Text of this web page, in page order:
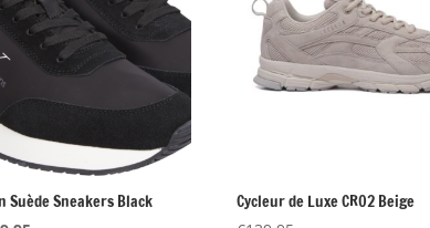
Suède Sneakers Black Cycleur de Luxe CR02 Beige